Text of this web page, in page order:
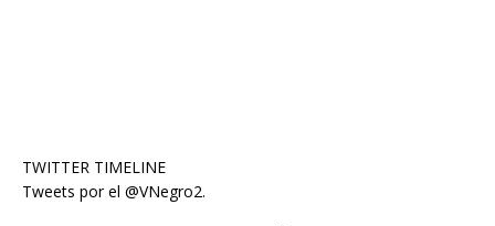
TWITTER TIMELINE
Tweets por el @VNegro2.